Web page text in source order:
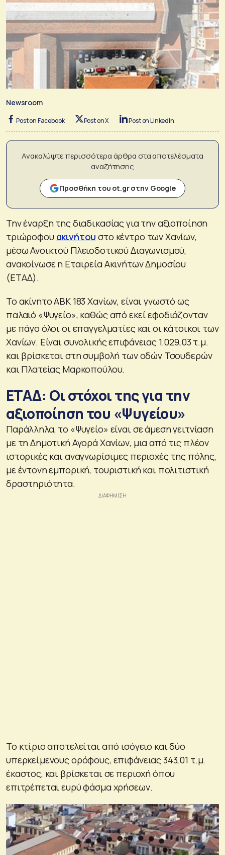
Newsroom
Post on Facebook Post on X Post on LinkedIn
Ανακαλύψτε περισσότερα άρθρα στα αποτελέσματα
αναζήτησης
Προσθήκη του ot.gr στην Google
Την έναρξη της διαδικασίας για την αξιοποίηση
τριώροφου ακινήτου στο κέντρο των Χανίων,
μέσω Ανοικτού Πλειοδοτικού Διαγωνισμού,
ανακοίνωσε η Εταιρεία Ακινήτων Δημοσίου
(ΕΤΑΔ).
Το ακίνητο ΑΒΚ 183 Χανίων, είναι γνωστό ως
παλαιό «Ψυγείο», καθώς από εκεί εφοδιάζονταν
με πάγο όλοι οι επαγγελματίες και οι κάτοικοι των
Χανίων. Eίναι συνολικής επιφάνειας 1.029,03 τ.μ.
και βρίσκεται στη συμβολή των οδών Τσουδερών
και Πλατείας Μαρκοπούλου.
ΕΤΑΔ: Οι στόχοι της για την
αξιοποίηση του «Ψυγείου»
Παράλληλα, το «Ψυγείο» είναι σε άμεση γειτνίαση
με τη Δημοτική Αγορά Χανίων, μια από τις πλέον
ιστορικές και αναγνωρίσιμες περιοχές της πόλης,
με έντονη εμπορική, τουριστική και πολιτιστική
δραστηριότητα.
Το κτίριο αποτελείται από ισόγειο και δύο
υπερκείμενους ορόφους, επιφάνειας 343,01 τ.μ.
έκαστος, και βρίσκεται σε περιοχή όπου
επιτρέπεται ευρύ φάσμα χρήσεων.